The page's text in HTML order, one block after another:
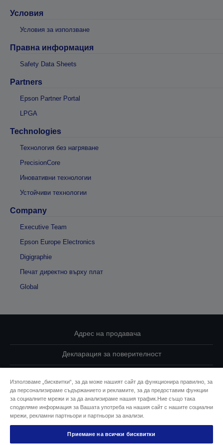
Условия
Условия за използване
Правна информация
Safety Data Sheets
Partners
Epson Partner Portal
LPGA
Technologies
Технология без нагряване
PrecisionCore
Иновативни технологии
Устойчиви технологии
Company
Executive Team
Epson Europe Electronics
Digigraphie
Печат директно върху плат
Global
Адрес на продавача
Декларация за поверителност
Свържете се с нас за Вашите данни
Информация за бисквитките
Ангажимент за достъпност на Epson
Използваме „бисквитки“, за да може нашият сайт да функционира правилно, за
да персонализираме съдържанието и рекламите, за да предоставим функции
за социалните мрежи и за да анализираме нашия трафик.Ние също така
споделяме информация за Вашата употреба на нашия сайт с нашите социални
мрежи, рекламни партньори и партньори за анализи.
Приемане на всички бисквитки